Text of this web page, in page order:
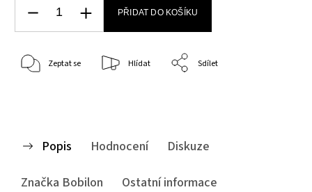
PŘIDAT DO KOŠÍKU
Zeptat se Hlídat Sdílet
Popis Hodnocení
Diskuze
Značka Bobilon Ostatní informace